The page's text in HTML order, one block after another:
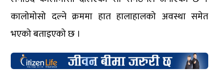
कालोमोसो दल्ने क्रममा हात हालाहालको अवस्था समेत
भएको बताइएको छ ।